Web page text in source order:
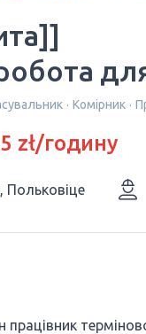
Комірник
zł/годину
працівник